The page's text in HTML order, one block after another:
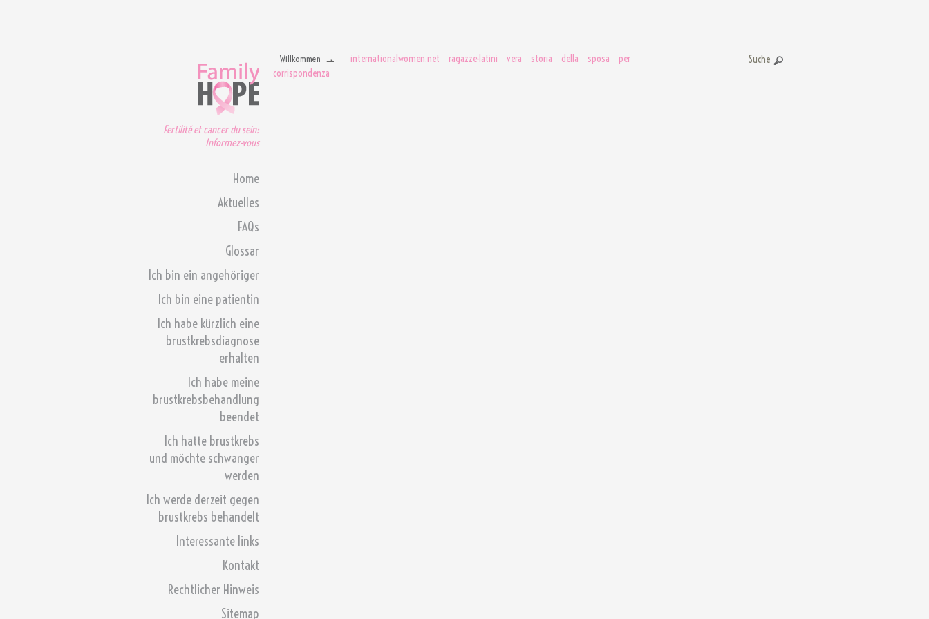
Fertilité et cancer du sein:
Informez-vous
Home
Aktuelles
FAQs
Glossar
Ich bin ein angehöriger
Ich bin eine patientin
Ich habe kürzlich eine
brustkrebsdiagnose
erhalten
Ich habe meine
brustkrebsbehandlung
beendet
Ich hatte brustkrebs
und möchte schwanger
werden
Ich werde derzeit gegen
brustkrebs behandelt
Interessante links
Kontakt
Rechtlicher Hinweis
Sitemap
Willkommen
internationalwomen.net ragazze-latini vera storia della sposa per
corrispondenza
Suche: